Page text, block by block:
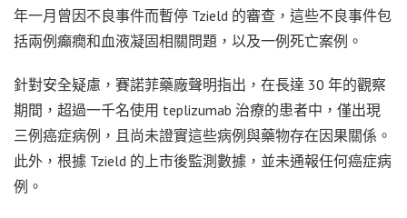
年一月曾因不良事件而暫停 Tzield 的審查，這些不良事件包
括兩例癲癇和血液凝固相關問題，以及一例死亡案例。
針對安全疑慮，賽諾菲藥廠聲明指出，在長達 30 年的觀察
期間，超過一千名使用 teplizumab 治療的患者中，僅出現
三例癌症病例，且尚未證實這些病例與藥物存在因果關係。
此外，根據 Tzield 的上市後監測數據，並未通報任何癌症病
例。